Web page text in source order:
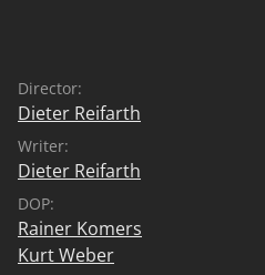
Bedeutung als
Weltkulturerbe. Nach
begann 2010 aus EUMitteln
Restaurierung. Am 29.
Tugendhat der
Director:
Dieter Reifarth
Writer:
Dieter Reifarth
DOP:
Rainer Komers
Kurt Weber